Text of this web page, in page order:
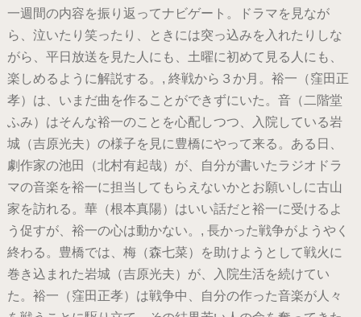
一週間の内容を振り返ってナビゲート。ドラマを見なが
ら、泣いたり笑ったり、ときには突っ込みを入れたりしな
がら、平日放送を見た人にも、土曜に初めて見る人にも、
楽しめるように解説する。, 終戦から３か月。裕一（窪田正
孝）は、いまだ曲を作ることができずにいた。音（二階堂
ふみ）はそんな裕一のことを心配しつつ、入院している岩
城（吉原光夫）の様子を見に豊橋にやって来る。ある日、
劇作家の池田（北村有起哉）が、自分が書いたラジオドラ
マの音楽を裕一に担当してもらえないかとお願いしに古山
家を訪れる。華（根本真陽）はいい話だと裕一に受けるよ
う促すが、裕一の心は動かない。, 長かった戦争がようやく
終わる。豊橋では、梅（森七菜）を助けようとして戦火に
巻き込まれた岩城（吉原光夫）が、入院生活を続けてい
た。裕一（窪田正孝）は戦争中、自分の作った音楽が人々